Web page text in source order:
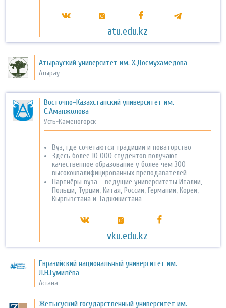
atu.edu.kz
Атырауский университет им. Х.Досмухамедова
Атырау
Восточно-Казахстанский университет им.
С.Аманжолова
Усть-Каменогорск
Вуз, где сочетаются традиции и новаторство
Здесь более 10 000 студентов получают
качественное образование у более чем 300
высококвалифицированных преподавателей
Партнёры вуза - ведущие университеты Италии,
Польши, Турции, Китая, России, Германии, Кореи,
Кыргызстана и Таджикистана
vku.edu.kz
Евразийский национальный университет им.
Л.Н.Гумилёва
Астана
Жетысуский государственный университет им.